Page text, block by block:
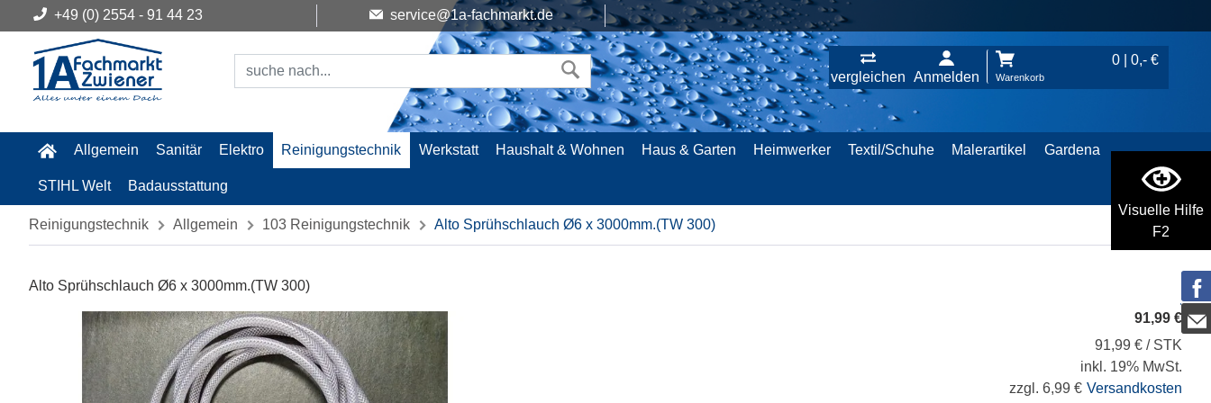
Visuelle Hilfe
F2
+49 (0) 2554 - 91 44 23 service@1a-fachmarkt.de
vergleichen Anmelden
0 | 0,- €
Warenkorb
Allgemein Sanitär Elektro Reinigungstechnik Werkstatt Haushalt & Wohnen Haus & Garten Heimwerker Textil/Schuhe Malerartikel Gardena
STIHL Welt Badausstattung
Reinigungstechnik Allgemein 103 Reinigungstechnik Alto Sprühschlauch Ø6 x 3000mm.(TW 300)
Alto Sprühschlauch Ø6 x 3000mm.(TW 300)
91,99 €
91,99 € / STK
inkl. 19% MwSt.
zzgl. 6,99 € Versandkosten